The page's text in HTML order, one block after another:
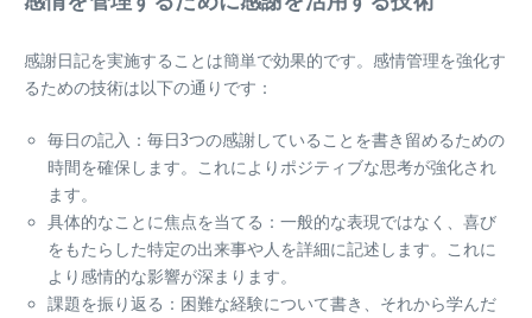
感謝日記を実施することは簡単で効果的です。感情管理を強化す
るための技術は以下の通りです：
毎日の記入：毎日3つの感謝していることを書き留めるための
時間を確保します。これによりポジティブな思考が強化され
ます。
具体的なことに焦点を当てる：一般的な表現ではなく、喜び
をもたらした特定の出来事や人を詳細に記述します。これに
より感情的な影響が深まります。
課題を振り返る：困難な経験について書き、それから学んだ